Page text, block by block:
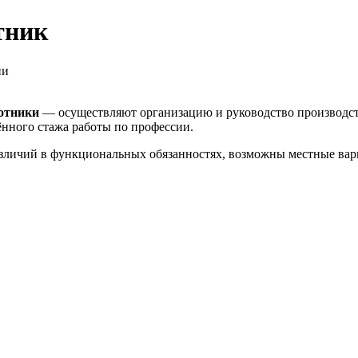
— осуществляют организацию и руководство
стажа работы по профессии.
в функциональных обязанностях, возможны местные